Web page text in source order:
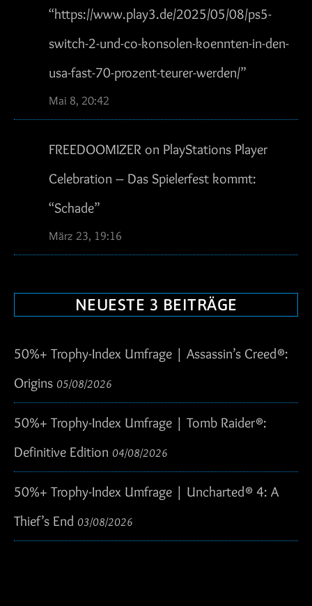
“https://www.play3.de/2025/05/08/ps5-
switch-2-und-co-konsolen-koennten-in-den-
usa-fast-70-prozent-teurer-werden/”
Mai 8, 20:42
FREEDOOMIZER on PlayStations Player
Celebration – Das Spielerfest kommt:
“Schade”
März 23, 19:16
NEUESTE 3 BEITRÄGE
50%+ Trophy-Index Umfrage | Assassin’s Creed®:
Origins 05/08/2026
50%+ Trophy-Index Umfrage | Tomb Raider®:
Definitive Edition 04/08/2026
50%+ Trophy-Index Umfrage | Uncharted® 4: A
Thief’s End 03/08/2026